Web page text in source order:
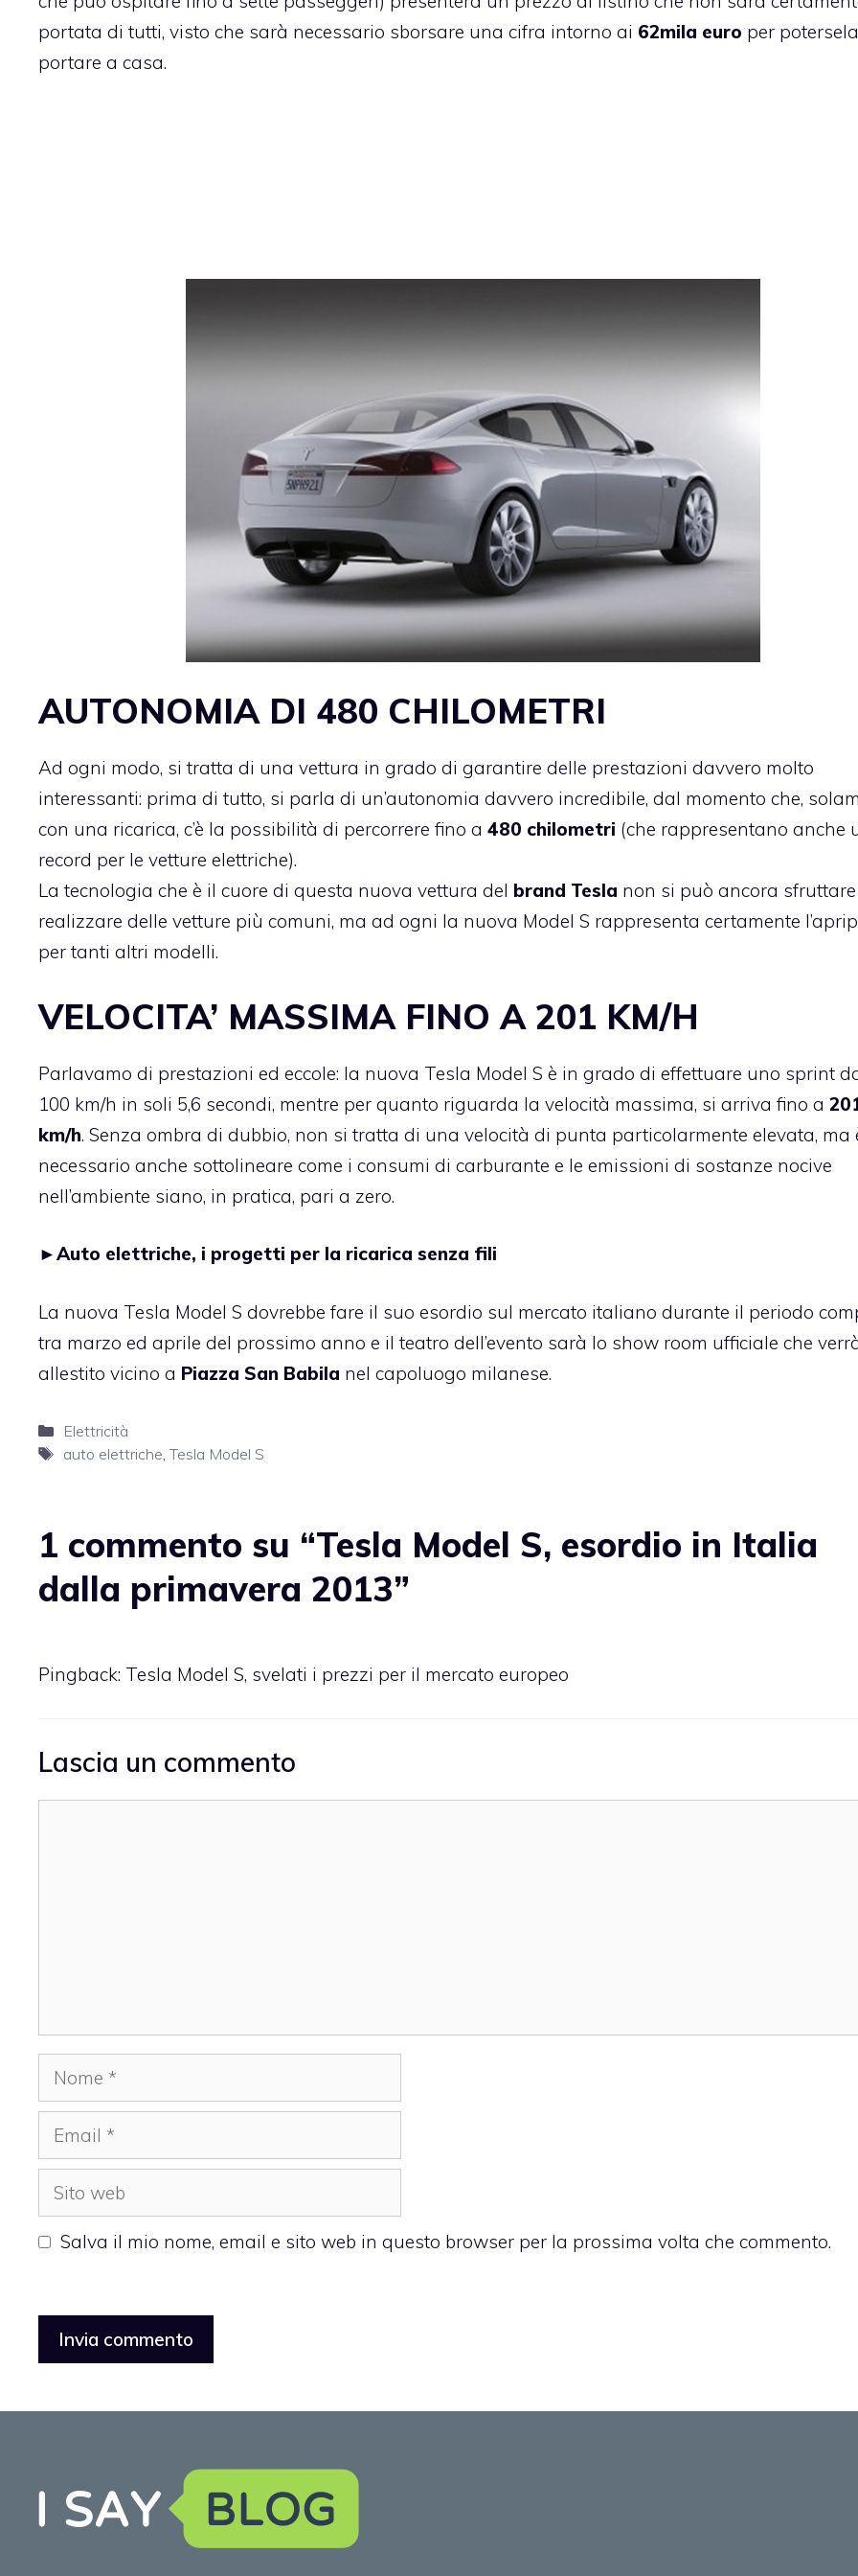
portata di tutti, visto che sarà necessario sborsare una cifra intorno ai 62mila euro per potersela
portare a casa.
AUTONOMIA DI 480 CHILOMETRI
Ad ogni modo, si tratta di una vettura in grado di garantire delle prestazioni davvero molto
interessanti: prima di tutto, si parla di un’autonomia davvero incredibile, dal momento che,
con una ricarica, c’è la possibilità di percorrere fino a 480 chilometri (che rappresentano anche
record per le vetture elettriche).
La tecnologia che è il cuore di questa nuova vettura del brand Tesla non si può ancora
realizzare delle vetture più comuni, ma ad ogni la nuova Model S rappresenta certamente
per tanti altri modelli.
VELOCITA’ MASSIMA FINO A 201 KM/H
Parlavamo di prestazioni ed eccole: la nuova Tesla Model S è in grado di effettuare uno sprint
100 km/h in soli 5,6 secondi, mentre per quanto riguarda la velocità massima, si arriva fino a
km/h. Senza ombra di dubbio, non si tratta di una velocità di punta particolarmente elevata, ma
necessario anche sottolineare come i consumi di carburante e le emissioni di sostanze nocive
nell’ambiente siano, in pratica, pari a zero.
►Auto elettriche, i progetti per la ricarica senza fili
La nuova Tesla Model S dovrebbe fare il suo esordio sul mercato italiano durante il periodo
tra marzo ed aprile del prossimo anno e il teatro dell’evento sarà lo show room ufficiale che
allestito vicino a Piazza San Babila nel capoluogo milanese.
Categorie
Elettricità
Tag
auto elettriche ,Tesla Model S
1 commento su “Tesla Model S, esordio in Italia
dalla primavera 2013”
Pingback: Tesla Model S, svelati i prezzi per il mercato europeo
Lascia un commento
Nome
Email
Sito
web
Salva il mio nome, email e sito web in questo browser per la prossima volta che commento.